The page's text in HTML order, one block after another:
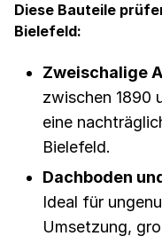
Diese Bauteile
Bielefeld:
Zweischalige
zwischen 1890
eine
Bielefeld.
Dachboden
Ideal für
Umsetzung,